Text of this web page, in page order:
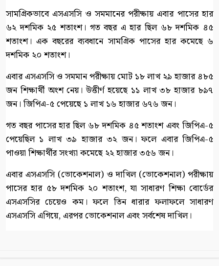
সামগ্রিকভাবে এসএসসি ও সমমানের পরীক্ষায় এবার পাসের হার
৬২ দশমিক ২৫ শতাংশ। গত বছর এ হার ছিল ৬৮ দশমিক ৪৫
শতাংশ। এক বছরের ব্যবধানে সামগ্রিক পাসের হার কমেছে ৬
দশমিক ২০ শতাংশ।
এবার এসএসসি ও সমমান পরীক্ষায় মোট ১৮ লাখ ২৯ হাজার ৪৮৫
জন শিক্ষার্থী অংশ নেয়। উত্তীর্ণ হয়েছে ১১ লাখ ৩৮ হাজার ৮৯৭
জন। জিপিএ-৫ পেয়েছে ১ লাখ ১৬ হাজার ৬৭৬ জন।
গত বছর পাসের হার ছিল ৬৮ দশমিক ৪৫ শতাংশ এবং জিপিএ-৫
পেয়েছিল ১ লাখ ৩৯ হাজার ৩২ জন। ফলে এবার জিপিএ-৫
পাওয়া শিক্ষার্থীর সংখ্যা কমেছে ২২ হাজার ৩৫৬ জন।
এবার এসএসসি (ভোকেশনাল) ও দাখিল (ভোকেশনাল) পরীক্ষায়
পাসের হার ৫৮ দশমিক ২০ শতাংশ, যা সাধারণ শিক্ষা বোর্ডের
এসএসসির চেয়েও কম। ফলে তিন ধারার ফলাফলে সাধারণ
এসএসসি এগিয়ে, এরপর ভোকেশনাল এবং সর্বশেষ দাখিল।